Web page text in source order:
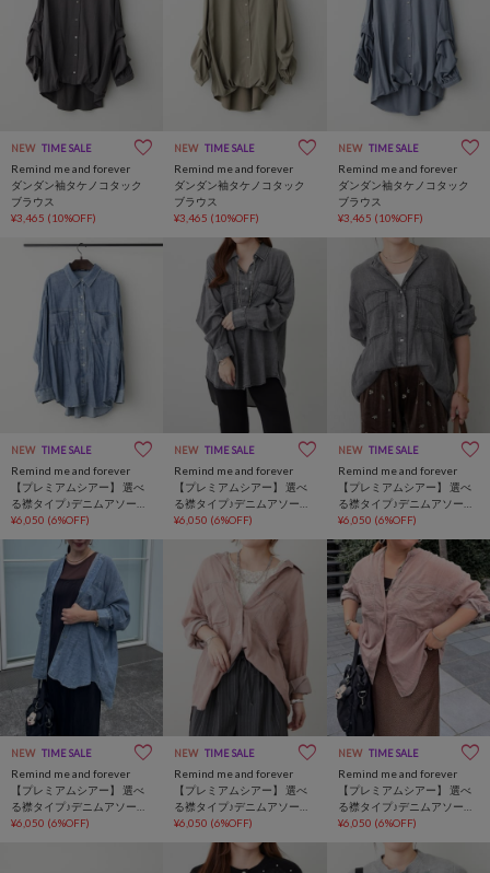
NEW TIME SALE
Remind me and forever
ダンダン袖タケノコタック
ブラウス
¥3,465 (10%OFF)
NEW TIME SALE
Remind me and forever
ダンダン袖タケノコタック
ブラウス
¥3,465 (10%OFF)
NEW TIME SALE
Remind me and forever
ダンダン袖タケノコタック
ブラウス
¥3,465 (10%OFF)
NEW TIME SALE
Remind me and forever
【プレミアムシアー】 選べ
る襟タイプ♪デニムアソート
カラーオーバーシャツ
¥6,050 (6%OFF)
NEW TIME SALE
Remind me and forever
【プレミアムシアー】 選べ
る襟タイプ♪デニムアソート
カラーオーバーシャツ
¥6,050 (6%OFF)
NEW TIME SALE
Remind me and forever
【プレミアムシアー】 選べ
る襟タイプ♪デニムアソート
カラーオーバーシャツ
¥6,050 (6%OFF)
NEW TIME SALE
Remind me and forever
【プレミアムシアー】 選べ
る襟タイプ♪デニムアソート
カラーオーバーシャツ
¥6,050 (6%OFF)
NEW TIME SALE
Remind me and forever
【プレミアムシアー】 選べ
る襟タイプ♪デニムアソート
カラーオーバーシャツ
¥6,050 (6%OFF)
NEW TIME SALE
Remind me and forever
【プレミアムシアー】 選べ
る襟タイプ♪デニムアソート
カラーオーバーシャツ
¥6,050 (6%OFF)